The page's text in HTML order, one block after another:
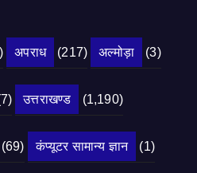
अपराध (217) अल्मोड़ा (3)
उत्तराखण्ड (1,190)
(69) कंप्यूटर सामान्य ज्ञान (1)